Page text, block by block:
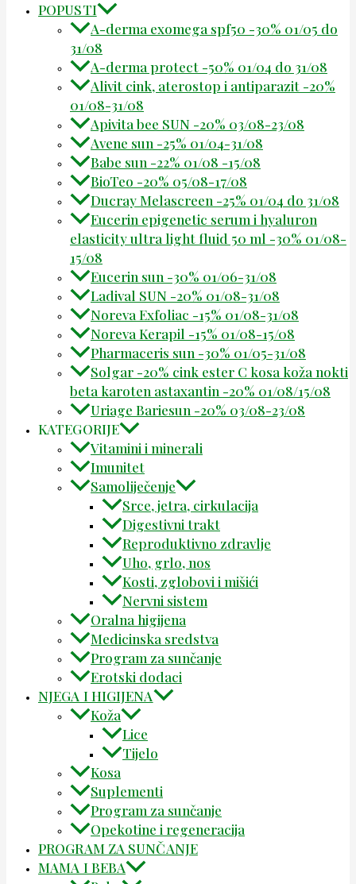
POPUSTI
A-derma exomega spf50 -30% 01/05 do
31/08
A-derma protect -50% 01/04 do 31/08
Alivit cink, aterostop i antiparazit -20%
01/08-31/08
Apivita bee SUN -20% 03/08-23/08
Avene sun -25% 01/04-31/08
Babe sun -22% 01/08 -15/08
BioTeo -20% 05/08-17/08
Ducray Melascreen -25% 01/04 do 31/08
Eucerin epigenetic serum i hyaluron
elasticity ultra light fluid 50 ml -30% 01/08-
15/08
Eucerin sun -30% 01/06-31/08
Ladival SUN -20% 01/08-31/08
Noreva Exfoliac -15% 01/08-31/08
Noreva Kerapil -15% 01/08-15/08
Pharmaceris sun -30% 01/05-31/08
Solgar -20% cink ester C kosa koža nokti
beta karoten astaxantin -20% 01/08/15/08
Uriage Bariesun -20% 03/08-23/08
KATEGORIJE
Vitamini i minerali
Imunitet
Samoliječenje
Srce, jetra, cirkulacija
Digestivni trakt
Reproduktivno zdravlje
Uho, grlo, nos
Kosti, zglobovi i mišići
Nervni sistem
Oralna higijena
Medicinska sredstva
Program za sunčanje
Erotski dodaci
NJEGA I HIGIJENA
Koža
Lice
Tijelo
Kosa
Suplementi
Program za sunčanje
Opekotine i regeneracija
PROGRAM ZA SUNČANJE
MAMA I BEBA